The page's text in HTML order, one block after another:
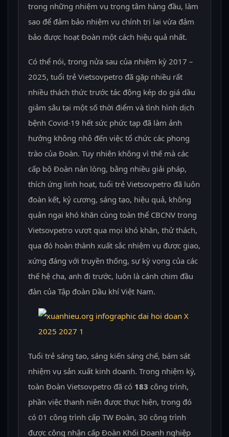
trong những nhiệm vụ trọng tâm hàng đầu, làm
sao để đảm bảo nhiệm vụ chính trị lại vừa đảm
bảo được hoạt Đoàn một cách hiệu quả nhất.
Có thể nói, trong nửa sau của nhiệm kỳ 2017 –
2025, tuổi trẻ Vietsovpetro đã gặp nhiều rất
nhiều thách thức trước tác động kép do giá dầu
giảm sâu tại một số thời điểm và tình hình dịch
bệnh Covid-19 hết sức phức tạp đã làm ảnh
hưởng không nhỏ đến việc tổ chức các phong
trào của Đoàn. Tuy nhiên không vì thế mà các
cấp bộ Đoàn nản lòng, bằng nhiều giải pháp,
thích ứng linh hoạt, tuổi trẻ Vietsovpetro đã luôn
đoàn kết, kỷ cương, sáng tạo, hiệu quả, không
quản ngại khó khăn cùng toàn thể CBCNV trong
Vietsovpetro vượt qua mọi khó khăn, thử thách,
qua đó hoàn thành xuất sắc nhiệm vụ được giao,
xứng đáng với truyền thống, sự kỳ vọng của các
thế hệ cha, anh đi trước, luôn là cánh chim đầu
đàn của Tập đoàn Dầu khí Việt Nam.
Tuổi trẻ sáng tạo, sáng kiến sáng chế, bám sát
nhiệm vụ sản xuất kinh doanh. Trong nhiệm kỳ,
toàn Đoàn Vietsovpetro đã có 183 công trình,
phần việc thanh niên được thực hiện, trong đó
có 01 công trình cấp TW Đoàn, 30 công trình
được công nhận cấp Đoàn Khối Doanh nghiệp